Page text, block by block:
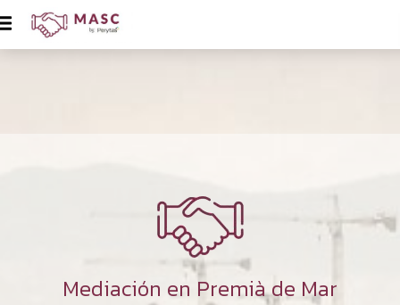
Mediación en Premià de Mar